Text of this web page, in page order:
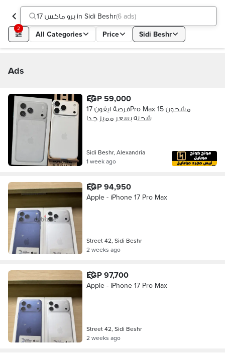
17 برو ماكس in Sidi Beshr(6 ads)
2
All Categories Price Sidi Beshr
Ads
EGP 59,000
فرصة ايفون 17Pro Max مشحون 15
شحنه بسعر مميز جدا
Sidi Beshr, Alexandria
1 week ago
EGP 94,950
Apple - iPhone 17 Pro Max
Street 42, Sidi Beshr
2 weeks ago
EGP 97,700
Apple - iPhone 17 Pro Max
Street 42, Sidi Beshr
2 weeks ago